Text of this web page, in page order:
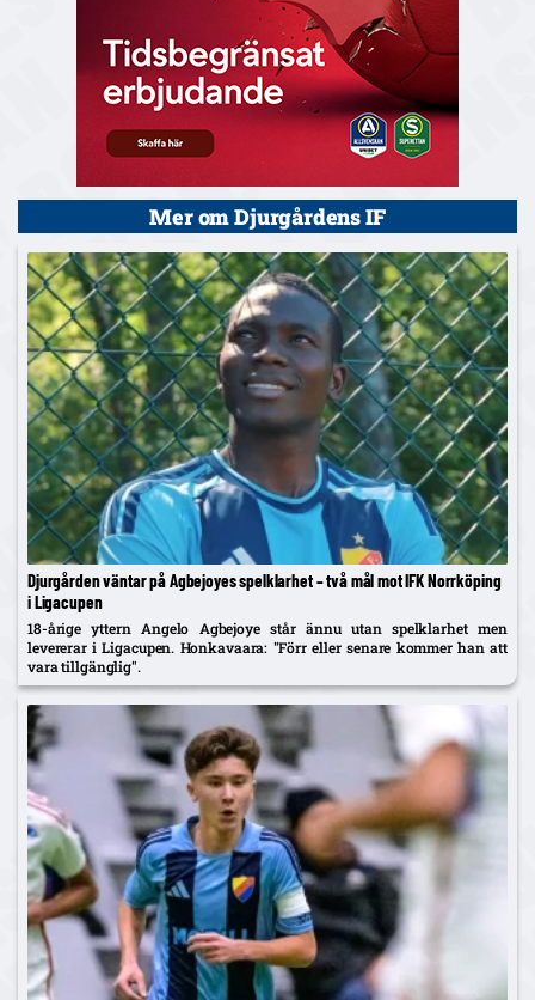
Mer om Djurgårdens IF
Djurgården väntar på Agbejoyes spelklarhet – två mål mot IFK Norrköping
i Ligacupen
18-årige yttern Angelo Agbejoye står ännu utan spelklarhet men
levererar i Ligacupen. Honkavaara: "Förr eller senare kommer han att
vara tillgänglig".